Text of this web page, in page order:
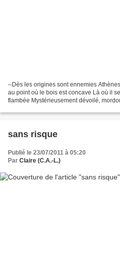
--Dès les origines sont ennemies
au point où le bois est concave Là où il
flambée Mystérieusement dévoilé,
sans risque
Publié le 23/07/2011 à 05:20
Par Claire (C.A.-L.)